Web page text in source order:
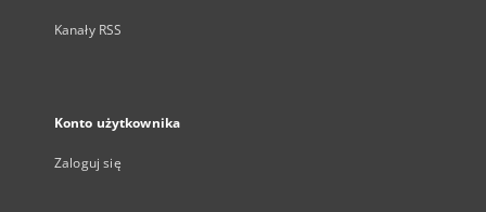
Kanały RSS
Konto użytkownika
Zaloguj się